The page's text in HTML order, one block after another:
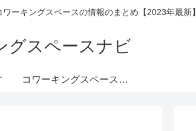
ーキングスペースの情報のまとめ【2023年最新】
コワーキングスペースと